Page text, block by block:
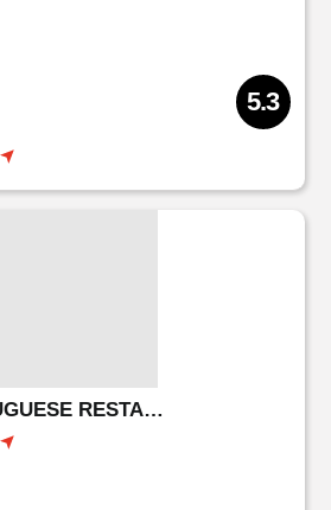
5.3
PIRI PIRI PORTUGUESE RESTAURANT & BAR